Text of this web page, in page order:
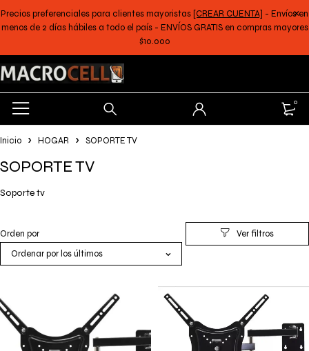
Precios preferenciales para clientes mayoristas [CREAR CUENTA] - Envíos en
menos de 2 días hábiles a todo el país - ENVÍOS GRATIS en compras mayores
$10.000
0
Inicio HOGAR SOPORTE TV
SOPORTE TV
Soporte tv
Orden por
Ordenar por los últimos